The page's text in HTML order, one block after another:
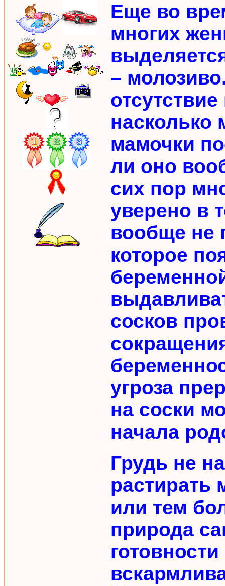
Еще во
многих
–
насколько
мамочки
ли оно
сих пор
уверено в
вообще не
которое
сосков
угроза
на соски
начала
Грудь не
растирать
или тем
природа